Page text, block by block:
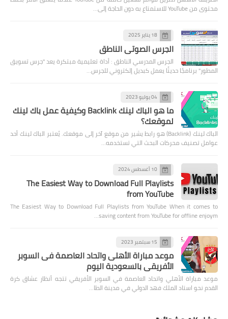
محتوى من YouTube للاستمتاع به دون الحاجة إلى…
18 يناير 2025
الجرس الصوتي الناطق
الجرس المدرسي الناطق : أداة تعليمية مبتكرة يعد "جرس تسويق
المطور" برنامجًا حديثًا يعمل كبديل إلكتروني للجرس…
04 يوليو 2023
ما هو الباك لينك Backlink وكيفية عمل باك لينك
لموقعك؟
الباك لينك (Backlink) هو رابط يشير من موقع آخر إلى موقعك. يُعتبر الباك لينك أحد
عوامل تصنيف محركات البحث التي تستخدمه…
10 أغسطس 2024
The Easiest Way to Download Full Playlists
from YouTube
The Easiest Way to Download Full Playlists from YouTube When it comes to
saving content from YouTube for offline enjoym…
15 سبتمبر 2023
موعد مباراة الأهلى واتحاد العاصمة فى السوبر
الأفريقى بالسعودية اليوم
موعد مباراة الأهلي واتحاد العاصمة في السوبر الأفريقي تتجه أنظار عشاق كرة
القدم نحو استاد الملك فهد الدولي في مدينة الطا…